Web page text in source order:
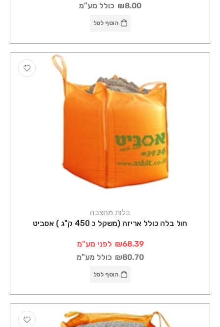
₪8.00 כולל מע"מ
הוסף לסל
בלות מחצבה
חול בלה כולל אריזה (משקל כ 450 ק"ג ) אסביט
₪68.39 לפני מע"מ
₪80.70 כולל מע"מ
הוסף לסל